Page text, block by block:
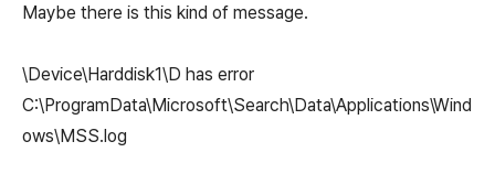
Maybe there is this kind of message.
\Device\Harddisk1\D has error
C:\ProgramData\Microsoft\Search\Data\Applications\Wind
ows\MSS.log